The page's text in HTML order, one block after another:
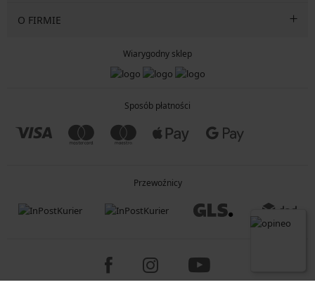
O FIRMIE
Wiarygodny sklep
Sposób płatności
Przewoźnicy